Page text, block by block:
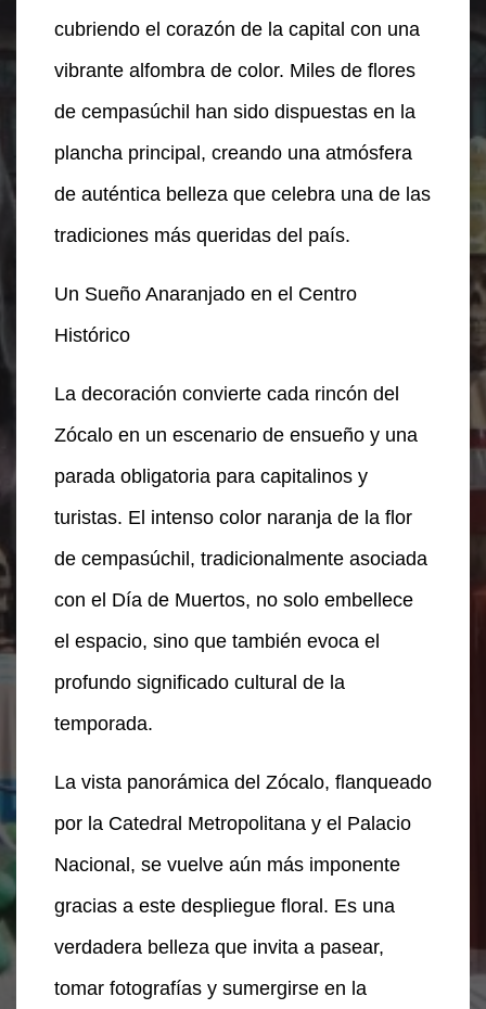
cubriendo el corazón de la capital con una
vibrante alfombra de color. Miles de flores
de cempasúchil han sido dispuestas en la
plancha principal, creando una atmósfera
de auténtica belleza que celebra una de las
tradiciones más queridas del país.
Un Sueño Anaranjado en el Centro
Histórico
La decoración convierte cada rincón del
Zócalo en un escenario de ensueño y una
parada obligatoria para capitalinos y
turistas. El intenso color naranja de la flor
de cempasúchil, tradicionalmente asociada
con el Día de Muertos, no solo embellece
el espacio, sino que también evoca el
profundo significado cultural de la
temporada.
La vista panorámica del Zócalo, flanqueado
por la Catedral Metropolitana y el Palacio
Nacional, se vuelve aún más imponente
gracias a este despliegue floral. Es una
verdadera belleza que invita a pasear,
tomar fotografías y sumergirse en la